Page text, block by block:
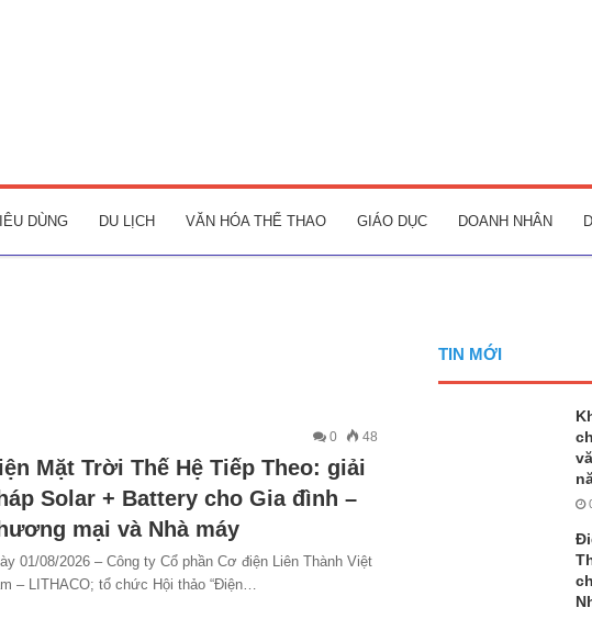
DÙNG DU LỊCH VĂN HÓA THỂ THAO GIÁO DỤC DOANH NHÂN
0 48
Mặt Trời Thế Hệ Tiếp Theo: giải
Solar + Battery cho Gia đình –
mại và Nhà máy
01/08/2026 – Công ty Cổ phần Cơ điện Liên Thành Việt
– LITHACO; tổ chức Hội thảo “Điện…
TIN MỚI